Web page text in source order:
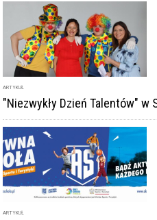
ARTYKUŁ
"Niezwykły Dzień Talentów" w
ARTYKUŁ